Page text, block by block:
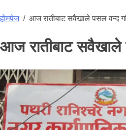
होमपेज/ आज रातीबाट सवैखाले पसल वन्द
आज रातीबाट सवैखाले